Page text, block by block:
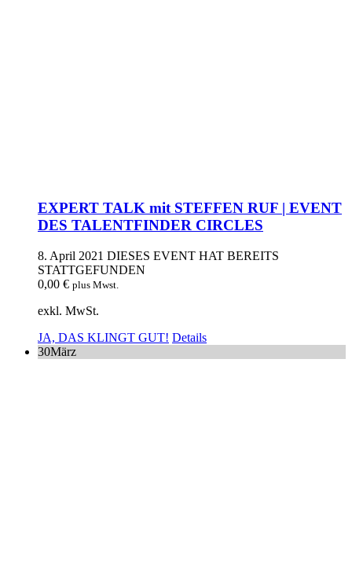
EXPERT TALK mit STEFFEN RUF | EVENT
DES TALENTFINDER CIRCLES
8. April 2021 DIESES EVENT HAT BEREITS
STATTGEFUNDEN
0,00 € plus Mwst.
exkl. MwSt.
JA, DAS KLINGT GUT! Details
30März